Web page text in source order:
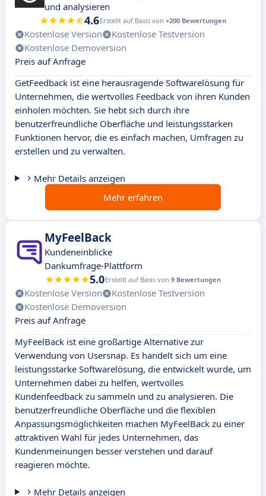
und analysieren
4.6Erstellt auf Basis von +200 Bewertungen
Kostenlose Version
Kostenlose Testversion
Kostenlose Demoversion
Preis auf Anfrage
GetFeedback ist eine herausragende Softwarelösung für
Unternehmen, die wertvolles Feedback von ihren Kunden
einholen möchten. Sie hebt sich durch ihre
benutzerfreundliche Oberfläche und leistungsstarken
Funktionen hervor, die es einfach machen, Umfragen zu
erstellen und zu verwalten.
Mehr Details anzeigen
Mehr erfahren
MyFeelBack
Kundeneinblicke
Dankumfrage-Plattform
5.0Erstellt auf Basis von 9 Bewertungen
Kostenlose Version
Kostenlose Testversion
Kostenlose Demoversion
Preis auf Anfrage
MyFeelBack ist eine großartige Alternative zur
Verwendung von Usersnap. Es handelt sich um eine
leistungsstarke Softwarelösung, die entwickelt wurde, um
Unternehmen dabei zu helfen, wertvolles
Kundenfeedback zu sammeln und zu analysieren. Die
benutzerfreundliche Oberfläche und die flexiblen
Anpassungsmöglichkeiten machen MyFeelBack zu einer
attraktiven Wahl für jedes Unternehmen, das
Kundenmeinungen besser verstehen und darauf
reagieren möchte.
Mehr Details anzeigen